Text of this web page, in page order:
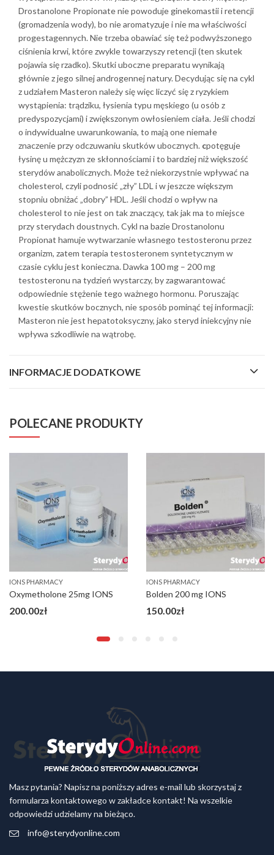
Drostanolone Propionate nie powoduje ginekomastii i retencji
(gromadzenia wody), bo nie aromatyzuje i nie ma właściwości
progestagennych. Nie trzeba obawiać się też podwyższonego
ciśnienia krwi, które zwykle towarzyszy retencji (ten skutek
pojawia się rzadko). Skutki uboczne preparatu wynikają
głównie z jego silnej androgennej natury. Decydując się na cykl
z udziałem Masteron należy się więc liczyć się z ryzykiem
wystąpienia: trądziku, łysienia typu męskiego (u osób z
predyspozycjami) i zwiększonym owłosieniem ciała. Jeśli chodzi
o indywidualne uwarunkowania, to mają one niemałe
znaczenie przy odczuwaniu skutków ubocznych. cpotęguje
łysinę u mężczyzn ze skłonnościami i to bardziej niż większość
sterydów anabolicznych. Może też niekorzystnie wpływać na
cholesterol, czyli podnosić „zły” LDL i w jeszcze większym
stopniu obniżać „dobry” HDL. Jeśli chodzi o wpływ na
cholesterol to nie jest on tak znaczący, tak jak ma to miejsce
przy sterydach doustnych. Cykl na bazie Drostanolonu
Propionat hamuje wytwarzanie własnego testosteronu przez
organizm, zatem terapia testosteronem syntetycznym w
czasie cyklu jest konieczna. Dawka 100 mg – 200 mg
testosteronu na tydzień wystarczy, by zagwarantować
odpowiednie stężenie tego ważnego hormonu. Poruszając
kwestie skutków bocznych, nie sposób pominąć tej informacji:
Masteron nie jest hepatotoksyczny, jako steryd iniekcyjny nie
wpływa szkodliwie na wątrobę.
INFORMACJE DODATKOWE
POLECANE PRODUKTY
IONS PHARMACY
Oxymetholone 25mg IONS
200.00zł
IONS PHARMACY
Bolden 200 mg IONS
150.00zł
Masz pytania? Napisz na poniższy adres e-mail lub skorzystaj z
formularza kontaktowego w zakładce kontakt! Na wszelkie
odpowiedzi udzielamy na bieżąco.
info@sterydyonline.com